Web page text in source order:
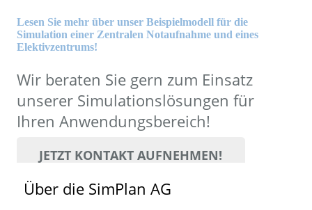
Lesen Sie mehr über unser Beispielmodell für die
Simulation einer Zentralen Notaufnahme und eines
Elektivzentrums!
Wir beraten Sie gern zum Einsatz
unserer Simulationslösungen für
Ihren Anwendungsbereich!
JETZT KONTAKT AUFNEHMEN!
Über die SimPlan AG